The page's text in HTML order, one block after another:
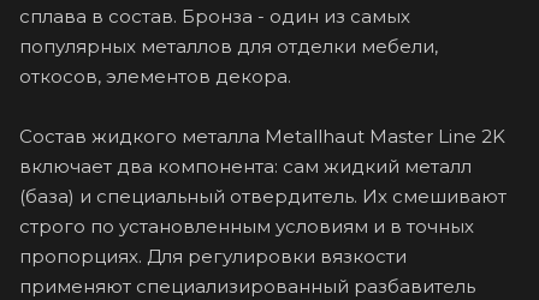
сплава в состав. Бронза - один из самых
популярных металлов для отделки мебели,
откосов, элементов декора.
Состав жидкого металла Metallhaut Master Line 2K
включает два компонента: сам жидкий металл
(база) и специальный отвердитель. Их смешивают
строго по установленным условиям и в точных
пропорциях. Для регулировки вязкости
применяют специализированный разбавитель